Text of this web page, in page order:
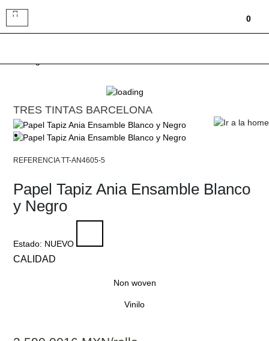
0
Toggle
TRES TINTAS BARCELONA
TT-AN4605-5
Papel Tapiz Ania Ensamble Blanco
y Negro
Estado: NUEVO
CALIDAD
Non woven
Vinilo